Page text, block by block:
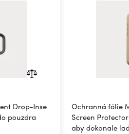
Drop-Inse
pouzdra
Ochranná fólie
Screen
aby dokonale